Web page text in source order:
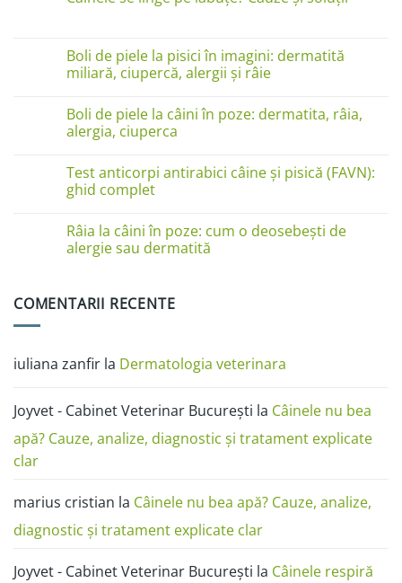
Câinele
se
linge
Cauze
și
soluții
Boli de piele la pisici în imagini: dermatită
miliară, ciupercă, alergii și râie
la
Boli
de
pisici
în
imagini:
ciupercă,
alergii
și
Boli de piele la câini în poze: dermatita, râia,
alergia, ciuperca
Boli
de
câini
în
poze:
ciuperca
Test anticorpi antirabici câine și pisică (FAVN):
ghid complet
la
Test
anticorpi
pisică
Râia la câini în poze: cum o deosebești de
alergie sau dermatită
Râia
cum
o
alergie
sau
COMENTARII RECENTE
iuliana zanfir la Dermatologia veterinara
Joyvet - Cabinet Veterinar București la Câinele nu bea
apă? Cauze, analize, diagnostic și tratament explicate
clar
marius cristian la Câinele nu bea apă? Cauze, analize,
diagnostic și tratament explicate clar
Joyvet - Cabinet Veterinar București la Câinele respiră